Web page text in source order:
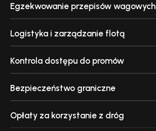
Egzekwowanie przepisów wagowych
Logistyka i zarządzanie flotą
Kontrola dostępu do promów
Bezpieczeństwo graniczne
Opłaty za korzystanie z dróg